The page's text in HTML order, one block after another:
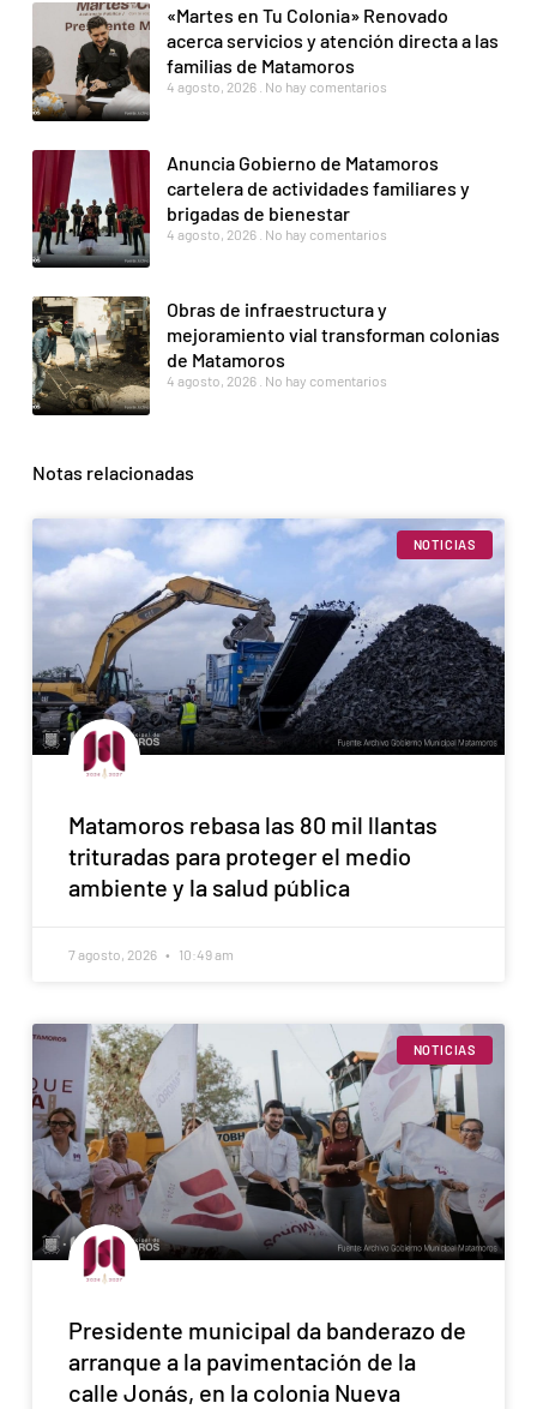
«Martes en Tu Colonia» Renovado
acerca servicios y atención directa a las
familias de Matamoros
4 agosto, 2026 No hay comentarios
Anuncia Gobierno de Matamoros
cartelera de actividades familiares y
brigadas de bienestar
4 agosto, 2026 No hay comentarios
Obras de infraestructura y
mejoramiento vial transforman colonias
de Matamoros
4 agosto, 2026 No hay comentarios
Notas relacionadas
NOTICIAS
Matamoros rebasa las 80 mil llantas
trituradas para proteger el medio
ambiente y la salud pública
7 agosto, 2026 10:49 am
NOTICIAS
Presidente municipal da banderazo de
arranque a la pavimentación de la
calle Jonás, en la colonia Nueva